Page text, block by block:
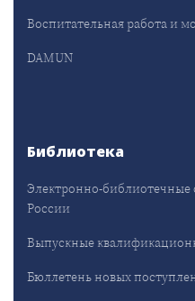
Воспитательная работа и
DAMUN
Библиотека
Электронно-
России
Выпускные
Бюллетень новых